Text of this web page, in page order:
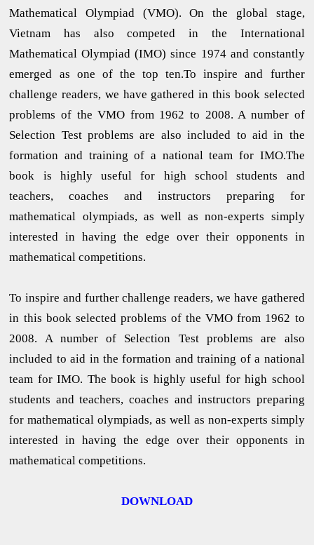
Mathematical Olympiad (VMO). On the global stage,
Vietnam has also competed in the International
Mathematical Olympiad (IMO) since 1974 and constantly
emerged as one of the top ten.To inspire and further
challenge readers, we have gathered in this book selected
problems of the VMO from 1962 to 2008. A number of
Selection Test problems are also included to aid in the
formation and training of a national team for IMO.The
book is highly useful for high school students and
teachers, coaches and instructors preparing for
mathematical olympiads, as well as non-experts simply
interested in having the edge over their opponents in
mathematical competitions.
To inspire and further challenge readers, we have gathered
in this book selected problems of the VMO from 1962 to
2008. A number of Selection Test problems are also
included to aid in the formation and training of a national
team for IMO. The book is highly useful for high school
students and teachers, coaches and instructors preparing
for mathematical olympiads, as well as non-experts simply
interested in having the edge over their opponents in
mathematical competitions.
DOWNLOAD